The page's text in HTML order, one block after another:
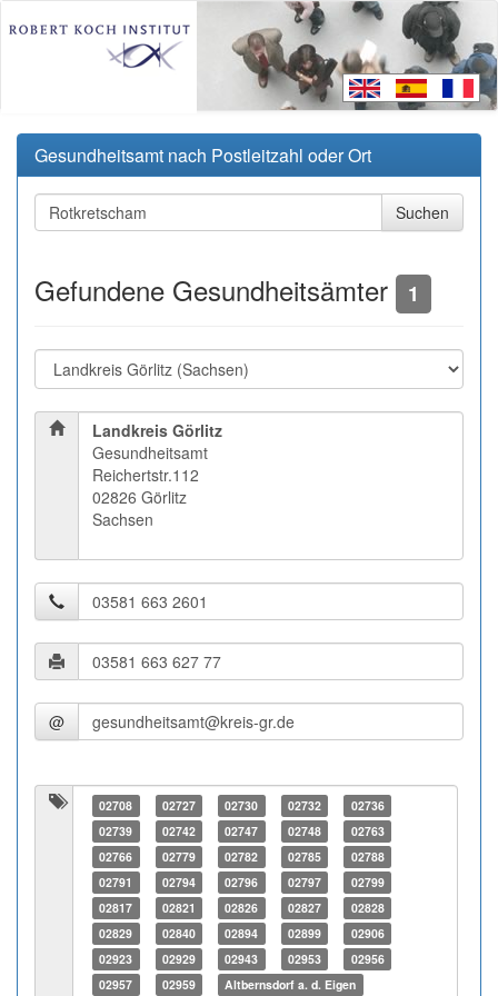
Gesundheitsamt nach Postleitzahl oder Ort
Gefundene Gesundheitsämter 1
Landkreis Görlitz
Gesundheitsamt
Reichertstr.112
02826 Görlitz
Sachsen
@
02708 02727 02730 02732
02736
02739
02742 02747 02748
02763
02766
02779 02782 02785
02788
02791
02794 02796 02797
02799
02817
02821 02826 02827
02828
02829
02840 02894 02899
02906
02923
02929 02943 02953
02956
02957
02959 Altbernsdorf a. d. Eigen